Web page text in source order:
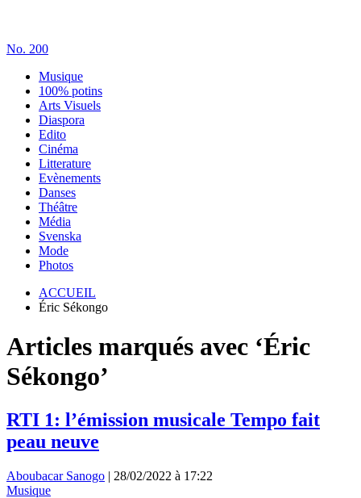
No. 200
Musique
100% potins
Arts Visuels
Diaspora
Edito
Cinéma
Litterature
Evènements
Danses
Théâtre
Média
Svenska
Mode
Photos
ACCUEIL
Éric Sékongo
Articles marqués avec ‘Éric
Sékongo’
RTI 1: l’émission musicale Tempo fait
peau neuve
Aboubacar Sanogo | 28/02/2022 à 17:22
Musique